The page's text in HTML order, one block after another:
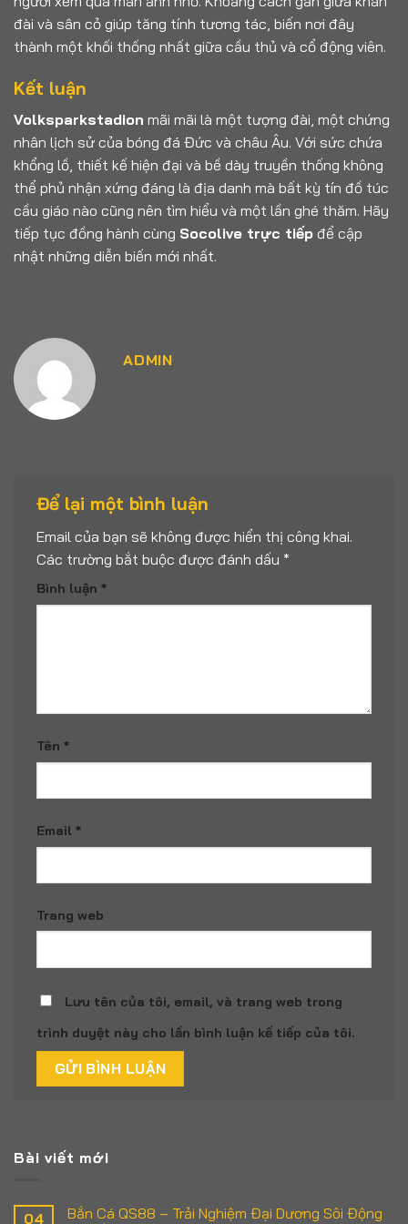
đài và sân cỏ giúp tăng tính tương tác, biến nơi đây
thành một khối thống nhất giữa cầu thủ và cổ động viên.
Kết luận
Volksparkstadion mãi mãi là một tượng đài, một chứng
nhân lịch sử của bóng đá Đức và châu Âu. Với sức chứa
khổng lồ, thiết kế hiện đại và bề dày truyền thống không
thể phủ nhận xứng đáng là địa danh mà bất kỳ tín đồ túc
cầu giáo nào cũng nên tìm hiểu và một lần ghé thăm. Hãy
tiếp tục đồng hành cùng Socolive trực tiếp để cập
nhật những diễn biến mới nhất.
ADMIN
Để lại một bình luận
Email của bạn sẽ không được hiển thị công khai.
Các trường bắt buộc được đánh dấu *
Bình luận *
Tên *
Email *
Trang web
Lưu tên của tôi, email, và trang web trong
trình duyệt này cho lần bình luận kế tiếp của tôi.
Bài viết mới
04
Bắn Cá QS88 – Trải Nghiệm Đại Dương Sôi Động